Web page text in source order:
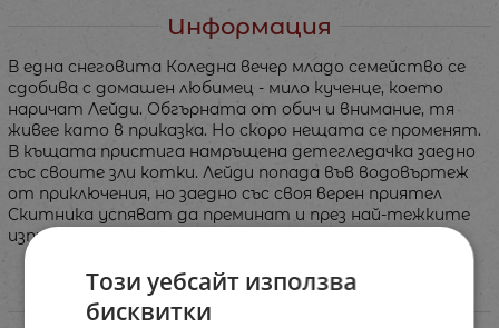
Информация
В една снеговита Коледна вечер младо семейство се
сдобива с домашен любимец - мило кученце, което
наричат Лейди. Обгърната от обич и внимание, тя
живее като в приказка. Но скоро нещата се променят.
В къщата пристига намръщена детегледачка заедно
със своите зли котки. Лейди попада във водовъртеж
от приключения, но заедно със своя верен приятел
Скитника успяват да преминат и през най-тежките
изпитания и да открият красотата на любовта.
Характеристики
Този уебсайт използва
бисквитки